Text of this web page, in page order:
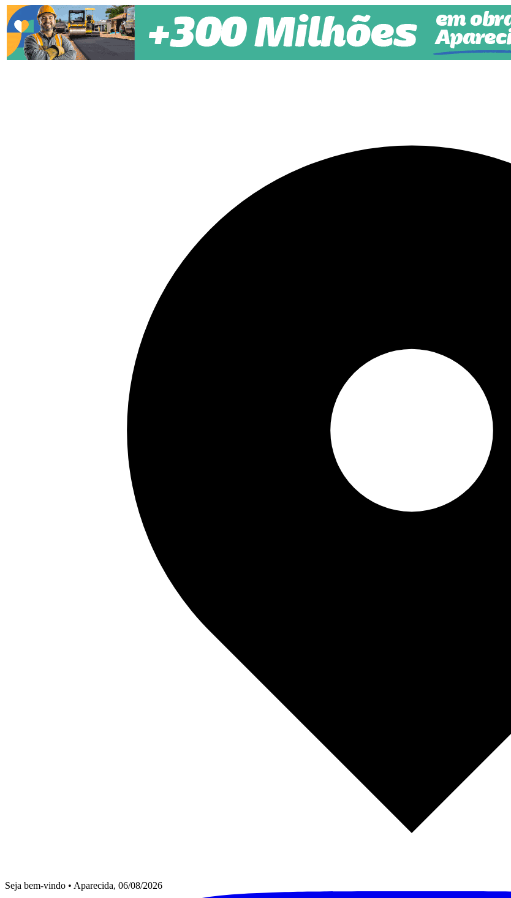
Pular para o conteúdo
Seja bem-vindo • Aparecida, 06/08/2026